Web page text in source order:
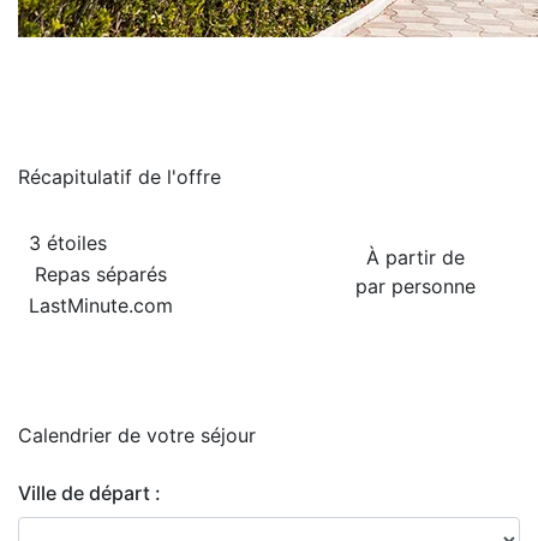
Récapitulatif de l'offre
À partir de
par personne
3 étoiles
Repas séparés
LastMinute.com
Calendrier de votre séjour
Ville de départ :